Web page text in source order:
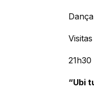
Dança
“Ubi